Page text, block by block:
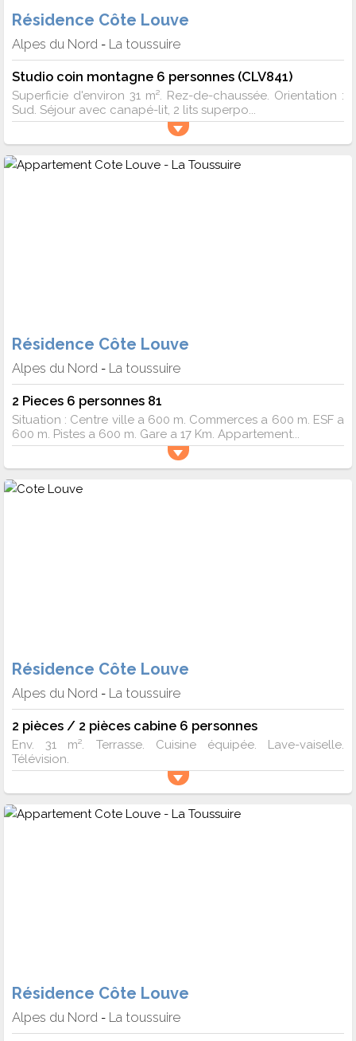
Résidence Côte Louve
Alpes du Nord - La toussuire
Studio coin montagne 6 personnes (CLV841)
Superficie d'environ 31 m². Rez-de-chaussée. Orientation :
Sud. Séjour avec canapé-lit, 2 lits superpo...
Résidence Côte Louve
Alpes du Nord - La toussuire
2 Pieces 6 personnes 81
Situation : Centre ville a 600 m. Commerces a 600 m. ESF a
600 m. Pistes a 600 m. Gare a 17 Km. Appartement...
Résidence Côte Louve
Alpes du Nord - La toussuire
2 pièces / 2 pièces cabine 6 personnes
Env. 31 m². Terrasse. Cuisine équipée. Lave-vaiselle.
Télévision.
Résidence Côte Louve
Alpes du Nord - La toussuire